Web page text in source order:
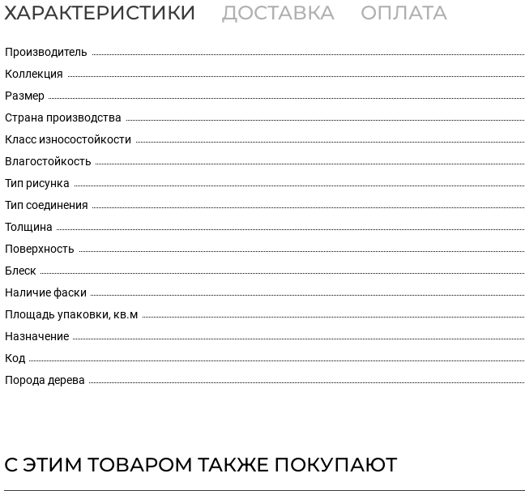
ХАРАКТЕРИСТИКИ ДОСТАВКА ОПЛАТА
Производитель
Коллекция
Размер
Страна производства
Класс износостойкости
Влагостойкость
Тип рисунка
Тип соединения
Толщина
Поверхность
Блеск
Наличие фаски
Площадь упаковки, кв.м
Назначение
Код
Порода дерева
С ЭТИМ ТОВАРОМ ТАКЖЕ ПОКУПАЮТ